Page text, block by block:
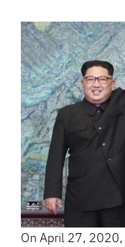
On April 27,